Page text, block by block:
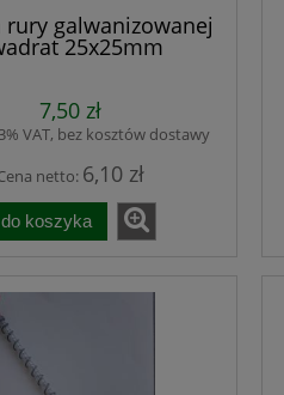
rury galwanizowanej
25x25mm
7,50 zł
VAT, bez kosztów dostawy
netto: 6,10 zł
do koszyka